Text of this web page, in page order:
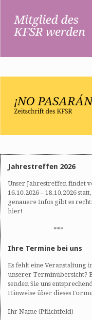
Jahrestreffen 2026
Unser Jahrestreffen findet
16.10.2026 – 18.10.2026 statt,
genauere Infos gibt es
hier!
***
Ihre Termine bei uns
Es fehlt eine Veranstaltung
unserer Terminübersicht?
senden Sie uns
Hinweise über dieses
Ihr Name (Pflichtfeld)